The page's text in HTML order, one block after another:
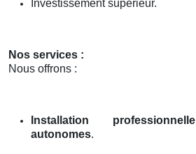
Investissement supérieur.
Nos services :
Nous offrons :
Installation professionnelle
autonomes.